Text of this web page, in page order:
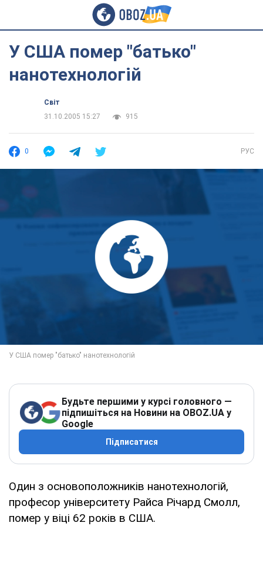
У США помер "батько"
нанотехнологій
Світ
31.10.2005 15:27
915
0 РУС
Будьте першими у курсі головного —
підпишіться на Новини на OBOZ.UA у
Google
Підписатися
Один з основоположників нанотехнологій,
професор університету Райса Річард Смолл,
помер у віці 62 років в США.